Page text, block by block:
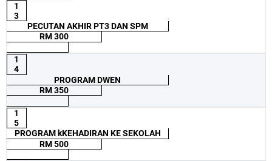
1
3
PECUTAN AKHIR PT3 DAN SPM
RM 300
1
4
PROGRAM DWEN
RM 350
1
5
PROGRAM kKEHADIRAN KE SEKOLAH
RM 500